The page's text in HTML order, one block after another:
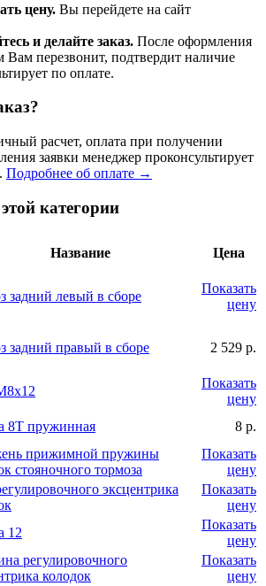
цену. Вы перейдете на сайт
и делайте заказ. После оформления
Вам перезвонит, подтвердит наличие
по оплате.
расчет, оплата при получении
заявки менеджер проконсультирует
Подробнее об оплате →
категории
Название Цена
задний левый в сборе
Показать
цену
задний правый в сборе 2 529 р.
Показать
цену
8Т пружинная 8 р.
прижимной пружины
стояночного тормоза
Показать
цену
эксцентрика
Показать
цену
12
Показать
цену
регулировочного
колодок
Показать
цену